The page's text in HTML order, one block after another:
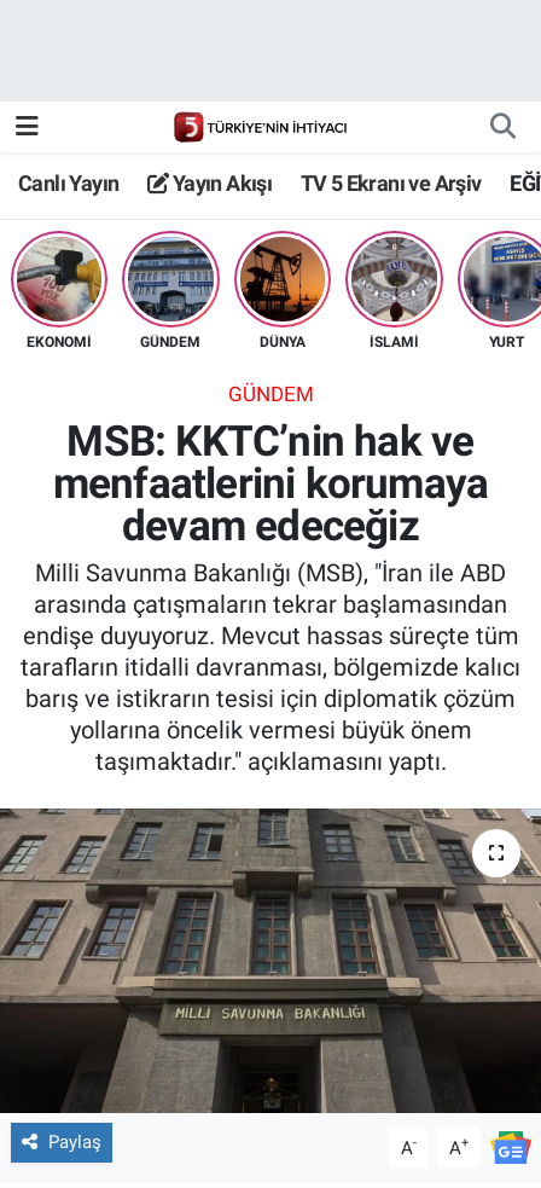
Canlı Yayın Yayın Akışı TV 5 Ekranı ve Arşiv
EKONOMİ GÜNDEM DÜNYA İSLAMİ YURT
GÜNDEM
MSB: KKTC’nin hak ve
menfaatlerini korumaya
devam edeceğiz
Milli Savunma Bakanlığı (MSB), "İran ile ABD
arasında çatışmaların tekrar başlamasından
endişe duyuyoruz. Mevcut hassas süreçte tüm
tarafların itidalli davranması, bölgemizde kalıcı
barış ve istikrarın tesisi için diplomatik çözüm
yollarına öncelik vermesi büyük önem
taşımaktadır." açıklamasını yaptı.
Paylaş A- A+
TV 5 Ekranı ve Arşiv